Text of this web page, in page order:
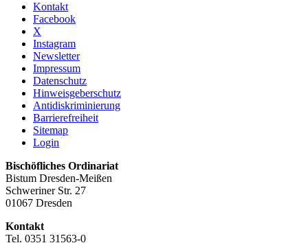
Kontakt
Facebook
X
Instagram
Newsletter
Impressum
Datenschutz
Hinweisgeberschutz
Antidiskriminierung
Barrierefreiheit
Sitemap
Login
Bischöfliches Ordinariat
Bistum Dresden-Meißen
Schweriner Str. 27
01067 Dresden
Kontakt
Tel. 0351 31563-0